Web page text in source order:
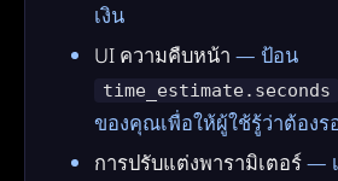
เงิน
UI ความคืบหน้า — ป้อน
time_estimate.seconds
ของคุณเพื่อให้ผู้ใช้รู้ว่าต้องร
การปรับแต่งพารามิเตอร์— เ